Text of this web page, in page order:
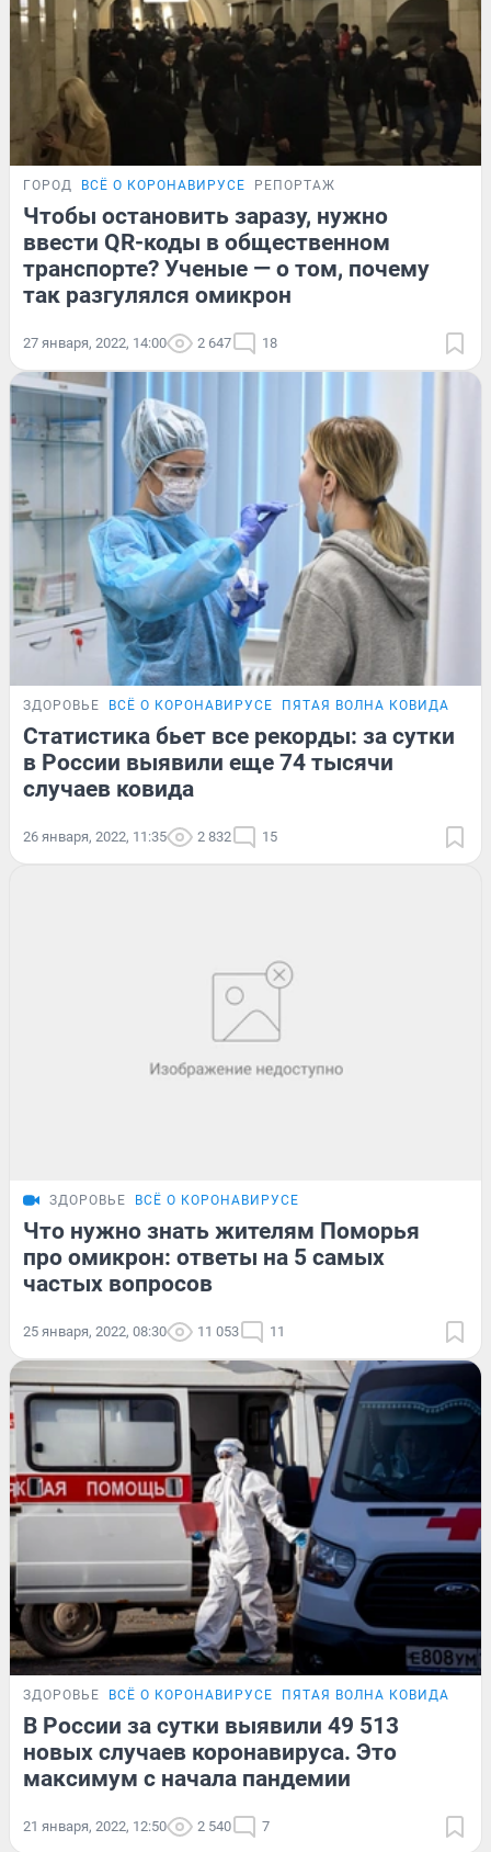
ГОРОД ВСЁ О КОРОНАВИРУСЕ РЕПОРТАЖ
Чтобы остановить заразу, нужно
ввести QR-коды в общественном
транспорте? Ученые — о том, почему
так разгулялся омикрон
27 января, 2022, 14:00 2 647 18
ЗДОРОВЬЕ ВСЁ О КОРОНАВИРУСЕ ПЯТАЯ ВОЛНА КОВИДА
Статистика бьет все рекорды: за сутки
в России выявили еще 74 тысячи
случаев ковида
26 января, 2022, 11:35 2 832 15
ЗДОРОВЬЕ ВСЁ О КОРОНАВИРУСЕ
Что нужно знать жителям Поморья
про омикрон: ответы на 5 самых
частых вопросов
25 января, 2022, 08:30 11 053 11
ЗДОРОВЬЕ ВСЁ О КОРОНАВИРУСЕ ПЯТАЯ ВОЛНА КОВИДА
В России за сутки выявили 49 513
новых случаев коронавируса. Это
максимум с начала пандемии
21 января, 2022, 12:50 2 540 7